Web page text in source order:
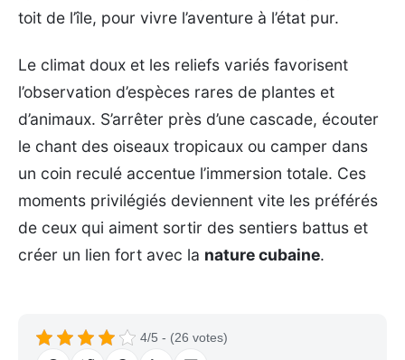
toit de l’île, pour vivre l’aventure à l’état pur.
Le climat doux et les reliefs variés favorisent
l’observation d’espèces rares de plantes et
d’animaux. S’arrêter près d’une cascade, écouter
le chant des oiseaux tropicaux ou camper dans
un coin reculé accentue l’immersion totale. Ces
moments privilégiés deviennent vite les préférés
de ceux qui aiment sortir des sentiers battus et
créer un lien fort avec la nature cubaine.
4/5 - (26 votes)